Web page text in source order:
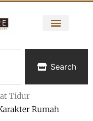
Search
Tidur
Rumah